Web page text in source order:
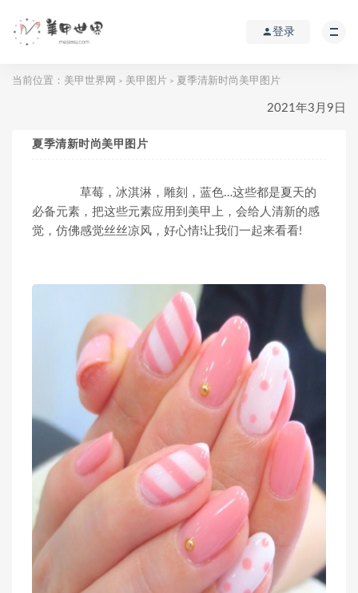
登录
当前位置： 美甲世界网 > 美甲图片 > 夏季清新时尚美甲图片
2021年3月9日
夏季清新时尚美甲图片
草莓，冰淇淋，雕刻，蓝色…这些都是夏天的
必备元素，把这些元素应用到美甲上，会给人清新的感
觉，仿佛感觉丝丝凉风，好心情!让我们一起来看看!